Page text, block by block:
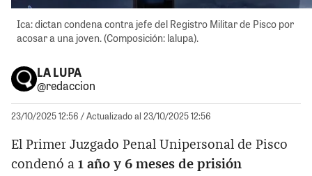
Ica: dictan condena contra jefe del Registro Militar de Pisco por
acosar a una joven. (Composición: lalupa).
LA LUPA
@redaccion
23/10/2025 12:56 / Actualizado al 23/10/2025 12:56
El Primer Juzgado Penal Unipersonal de Pisco
condenó a 1 año y 6 meses de prisión